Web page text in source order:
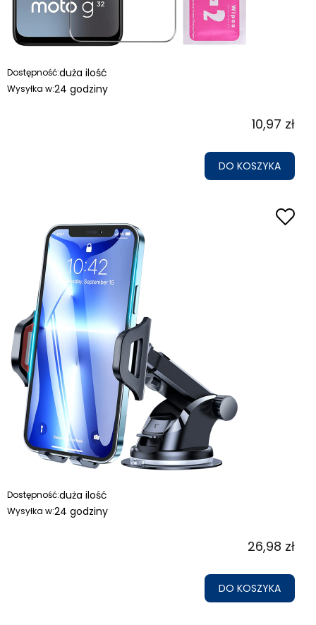
Dostępność:duża ilość
Wysyłka w:24 godziny
10,97 zł
DO KOSZYKA
Dostępność:duża ilość
Wysyłka w:24 godziny
26,98 zł
DO KOSZYKA